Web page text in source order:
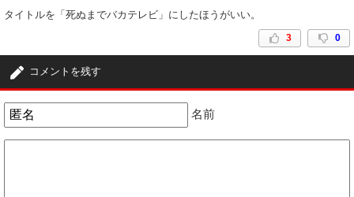
タイトルを「死ぬまでバカテレビ」にしたほうがいい。
3 0
コメントを残す
名前